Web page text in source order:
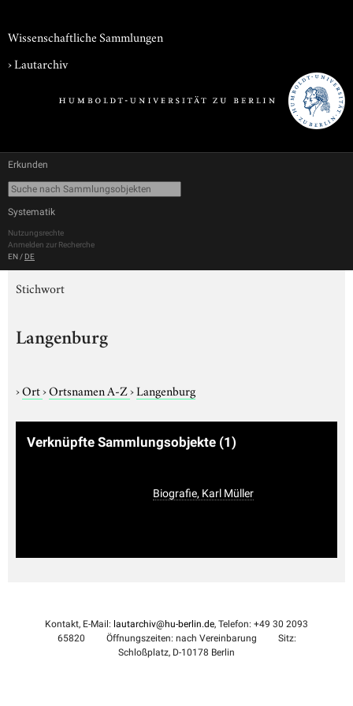
Wissenschaftliche Sammlungen
›Lautarchiv
Erkunden
Systematik
Nutzungsrechte
Anmelden zur Recherche
EN / DE
Stichwort
Langenburg
›Ort›Ortsnamen A-Z›Langenburg
Verknüpfte Sammlungsobjekte (1)
Biografie, Karl Müller
Kontakt, E-Mail: lautarchiv@hu-berlin.de, Telefon: +49 30 2093
65820
Öffnungszeiten: nach Vereinbarung
Sitz:
Schloßplatz, D-10178 Berlin